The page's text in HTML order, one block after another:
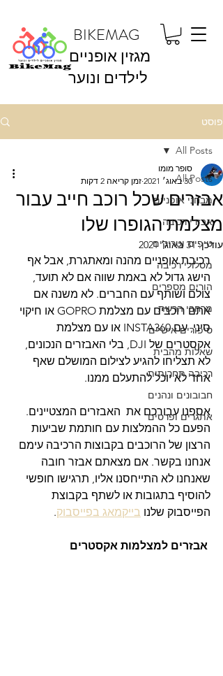
BIKEMAG
מגזין אופניים
לילדים ונוער
פוסט
All Posts
מבחני אופניים
אבזרי רכיבה
טיפים וטריקים
מסלולי רכיבה
הורים מספרים
מרחבי הרשת
סיפורים אישיים
שאלות מהבית
רכיבה תחרותית
חבובונים ונהנים
אתגרים ופרסים
All Posts
אבזרים שכל רוכב חייב עבור
מצלמת הגופרו שלו
סופר מומו
30 באוג׳ 2021
זמן קריאה 2 דקות
עודכן:31 באוג׳ 2021
רכיבת אופניים מהנה ומאתגרת, אבל אף
הישג גדול לא באמת שווה אם לא תועד,
צולם ושותף עם החברים. לא משנה אם
אתם רוכבים עם מצלמת GOPRO או חיקוי
סיני, עם INSTA360 או עם מצלמת
אקסטרים של DJI, בלי האבזרים הנכונים,
לא תצליחו להגיע לצילום המושלם שאף
אחד לא יוכל להתעלם ממנו.
אספנו עבורכם את  האבזרים המצטיינים.
הפעם כל ההמלצות עם חותמת שביעות
הרצון של הרוכבים בקבוצות הרכיבה עימם
אנחנו בקשר. אם מצאתם אבזר חובה
שאנחנו לא התייחסנו אליו, תרגישו חופשי
להוסיף בתגובות או לשתף בקבוצת
הפייסבוק שלנו בייקמאג בפייסבוק.